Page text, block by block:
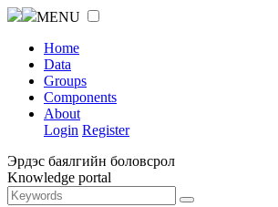
MENU
Home
Data
Groups
Components
About
Login Register
Эрдэс баялгийн боловсрол
Knowledge portal